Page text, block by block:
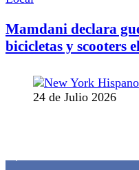
Mamdani declara
bicicletas y scooters
24 de Julio 2026